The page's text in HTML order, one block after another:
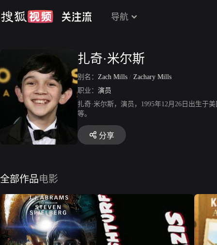
导航
扎奇·米尔斯
别名： Zach Mills / Zachary Mills
职业： 演员
扎奇·米尔斯，演员，1995年12月26日出生于
等。
分享
全部作品电影